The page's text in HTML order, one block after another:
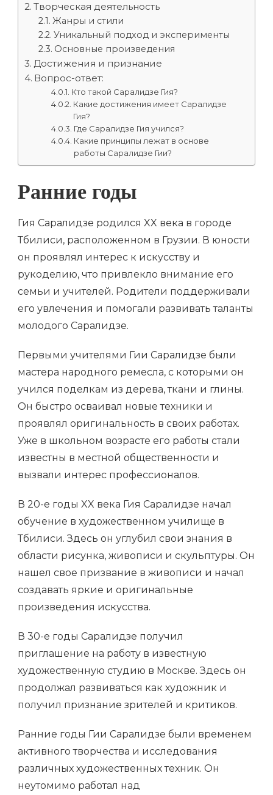
Творческая деятельность
Жанры и стили
Уникальный подход и эксперименты
Основные произведения
Достижения и признание
Вопрос-ответ:
Кто такой Саралидзе Гия?
Какие достижения имеет Саралидзе
Гия?
Где Саралидзе Гия учился?
Какие принципы лежат в основе
работы Саралидзе Гии?
Ранние годы
Гия Саралидзе родился XX века в городе
Тбилиси, расположенном в Грузии. В юности
он проявлял интерес к искусству и
рукоделию, что привлекло внимание его
семьи и учителей. Родители поддерживали
его увлечения и помогали развивать таланты
молодого Саралидзе.
Первыми учителями Гии Саралидзе были
мастера народного ремесла, с которыми он
учился поделкам из дерева, ткани и глины.
Он быстро осваивал новые техники и
проявлял оригинальность в своих работах.
Уже в школьном возрасте его работы стали
известны в местной общественности и
вызвали интерес профессионалов.
В 20-е годы XX века Гия Саралидзе начал
обучение в художественном училище в
Тбилиси. Здесь он углубил свои знания в
области рисунка, живописи и скульптуры. Он
нашел свое призвание в живописи и начал
создавать яркие и оригинальные
произведения искусства.
В 30-е годы Саралидзе получил
приглашение на работу в известную
художественную студию в Москве. Здесь он
продолжал развиваться как художник и
получил признание зрителей и критиков.
Ранние годы Гии Саралидзе были временем
активного творчества и исследования
различных художественных техник. Он
неутомимо работал над